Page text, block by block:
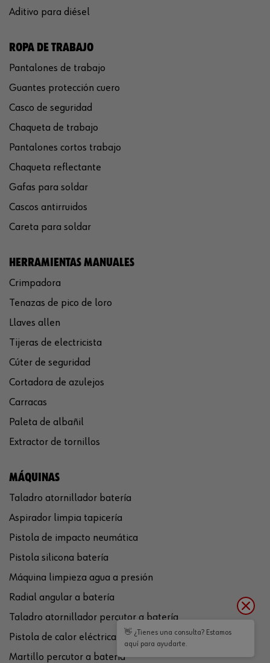
Aditivo para diésel
ROPA DE TRABAJO
Pantalones de trabajo
Guantes protección cuero
Casco de seguridad
Chaqueta de trabajo
Pantalones cortos trabajo
Chaqueta reflectante
Gafas para soldar
Cascos antirruidos
Careta para soldar
HERRAMIENTAS MANUALES
Crimpadora
Tenazas de pico de loro
Llaves allen
Tijeras de electricista
Cúter de seguridad
Cortadora de azulejos
Carracas
Paleta de albañil
Extractor de tornillos
MÁQUINAS
Taladro atornillador batería
Aspirador limpia tapicería
Pistola de impacto neumática
Pistola silicona batería
Máquina limpieza agua a presión
Radial angular a batería
Taladro atornillador percutor a batería
Pistola de calor eléctrica
Martillo percutor a batería
👋 ¿Tienes una consulta? Estamos
aquí para ayudarte.